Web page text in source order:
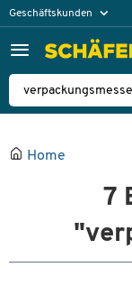
Geschäftskunden
Home
7